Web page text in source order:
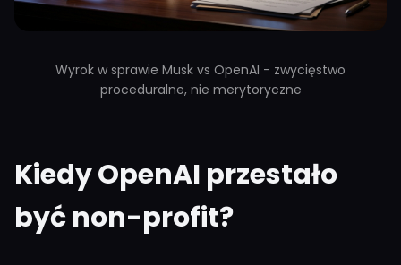
Wyrok w sprawie Musk vs OpenAI - zwycięstwo
proceduralne, nie merytoryczne
Kiedy OpenAI przestało
być non-profit?